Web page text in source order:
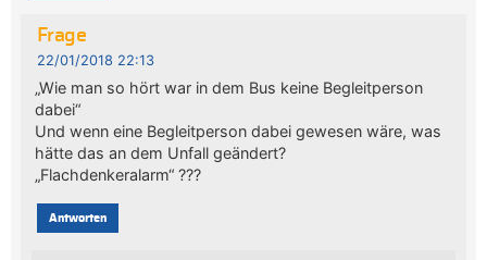
Frage
22/01/2018 22:13
„Wie man so hört war in dem Bus keine Begleitperson
dabei“
Und wenn eine Begleitperson dabei gewesen wäre, was
hätte das an dem Unfall geändert?
„Flachdenkeralarm“ ???
Antworten